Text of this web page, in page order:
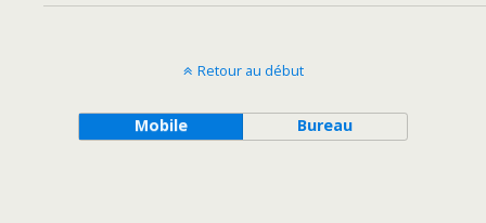
Retour au début
Mobile Bureau